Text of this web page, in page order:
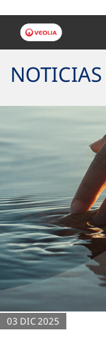
NOTICIAS
03 DIC 2025